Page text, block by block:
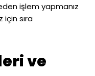
işlem yapmanız
sıra
ve